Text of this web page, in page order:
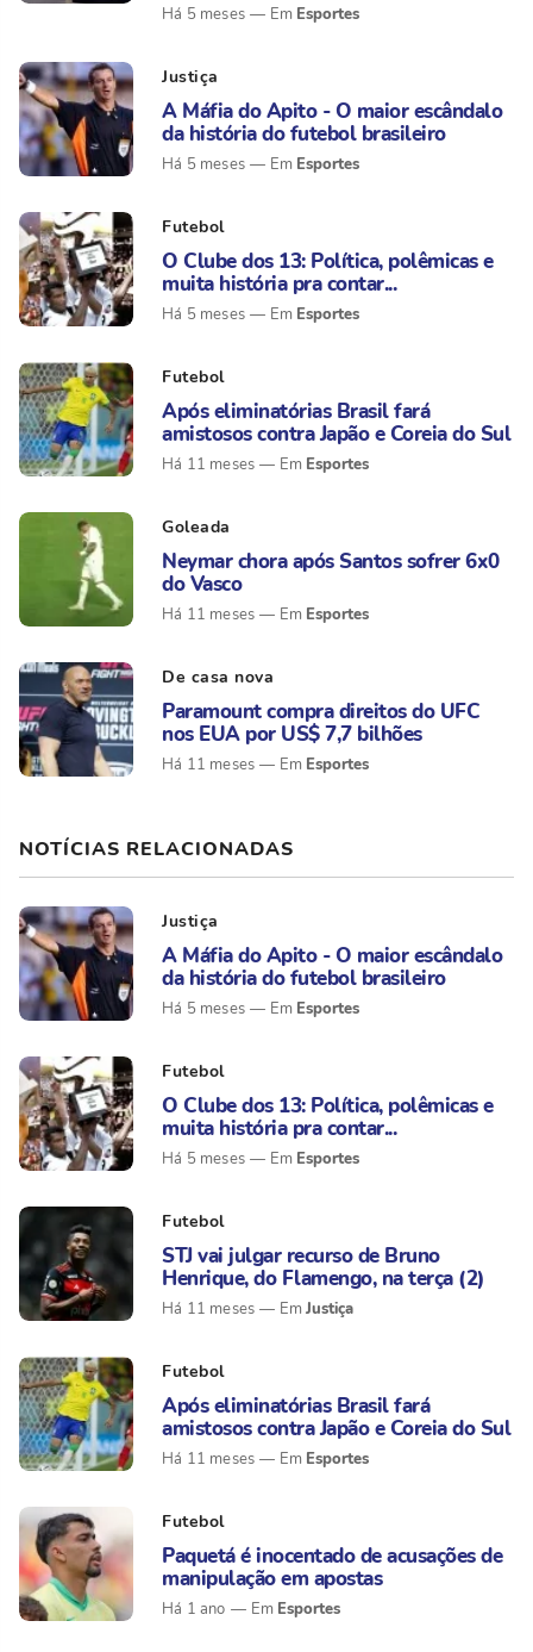
Há 5 meses Esportes
Justiça
A Máfia do Apito - O maior escândalo
da história do futebol brasileiro
Há 5 meses Esportes
Futebol
O Clube dos 13: Política, polêmicas e
muita história pra contar...
Há 5 meses Esportes
Futebol
Após eliminatórias Brasil fará
amistosos contra Japão e Coreia do Sul
Há 11 meses Esportes
Goleada
Neymar chora após Santos sofrer 6x0
do Vasco
Há 11 meses Esportes
De casa nova
Paramount compra direitos do UFC
nos EUA por US$ 7,7 bilhões
Há 11 meses Esportes
NOTÍCIAS RELACIONADAS
Justiça
A Máfia do Apito - O maior escândalo
da história do futebol brasileiro
Há 5 meses Esportes
Futebol
O Clube dos 13: Política, polêmicas e
muita história pra contar...
Há 5 meses Esportes
Futebol
STJ vai julgar recurso de Bruno
Henrique, do Flamengo, na terça (2)
Há 11 meses Justiça
Futebol
Após eliminatórias Brasil fará
amistosos contra Japão e Coreia do Sul
Há 11 meses Esportes
Futebol
Paquetá é inocentado de acusações de
manipulação em apostas
Há 1 ano Esportes